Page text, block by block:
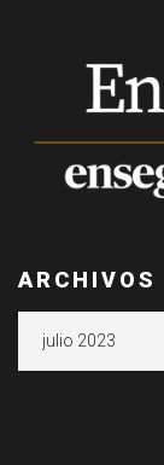
ARCHIVOS